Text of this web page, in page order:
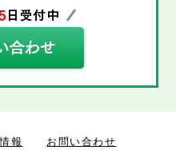
報 お問い合わせ